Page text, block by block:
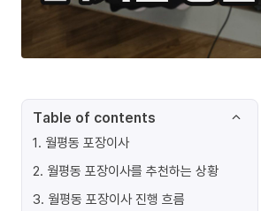
Table of contents
1. 월평동 포장이사
2. 월평동 포장이사를 추천하는 상황
3. 월평동 포장이사 진행 흐름